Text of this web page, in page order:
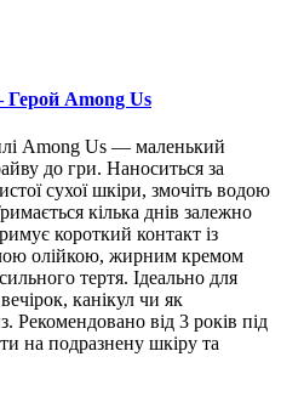
Among Us
Among Us — маленький
до гри. Наноситься за
сухої шкіри, змочіть водою
кілька днів залежно
короткий контакт із
олійкою, жирним кремом
тертя. Ідеально для
канікул чи як
Рекомендовано від 3 років під
на подразнену шкіру та